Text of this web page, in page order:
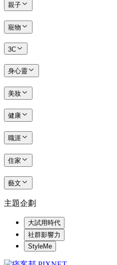
親子
寵物
3C
身心靈
美妝
健康
職涯
住家
藝文
主題企劃
大試用時代
社群影響力
StyleMe